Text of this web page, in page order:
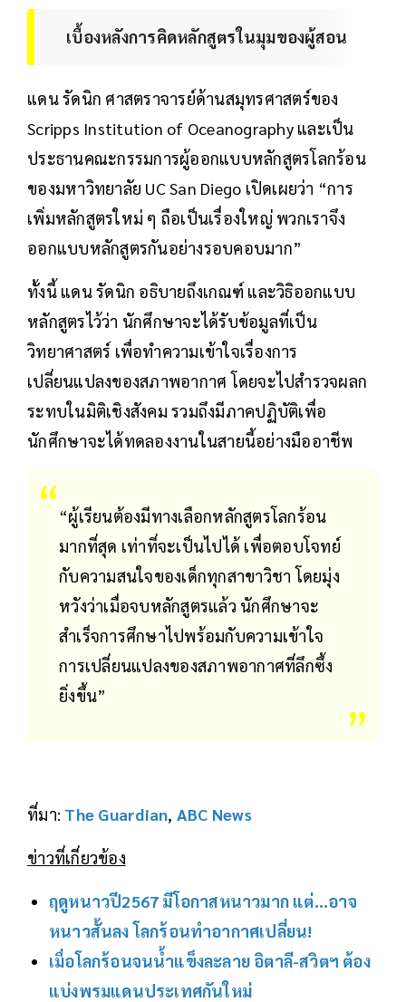
เบื้องหลังการคิดหลักสูตรในมุมของผู้สอน
แดน รัดนิก ศาสตราจารย์ด้านสมุทรศาสตร์ของ
Scripps Institution of Oceanography และเป็น
ประธานคณะกรรมการผู้ออกแบบหลักสูตรโลกร้อน
ของมหาวิทยาลัย UC San Diego เปิดเผยว่า “การ
เพิ่มหลักสูตรใหม่ ๆ ถือเป็นเรื่องใหญ่ พวกเราจึง
ออกแบบหลักสูตรกันอย่างรอบคอบมาก”
ทั้งนี้ แดน รัดนิก อธิบายถึงเกณฑ์ และวิธิออกแบบ
หลักสูตรไว้ว่า นักศึกษาจะได้รับข้อมูลที่เป็น
วิทยาศาสตร์ เพื่อทำความเข้าใจเรื่องการ
เปลี่ยนแปลงของสภาพอากาศ โดยจะไปสำรวจผลก
ระทบในมิติเชิงสังคม รวมถึงมีภาคปฏิบัติเพื่อ
นักศึกษาจะได้ทดลองงานในสายนี้อย่างมืออาชีพ
“ผู้เรียนต้องมีทางเลือกหลักสูตรโลกร้อน
มากที่สุด เท่าที่จะเป็นไปได้ เพื่อตอบโจทย์
กับความสนใจของเด็กทุกสาขาวิชา โดยมุ่ง
หวังว่าเมื่อจบหลักสูตรแล้ว นักศึกษาจะ
สำเร็จการศึกษาไปพร้อมกับความเข้าใจ
การเปลี่ยนแปลงของสภาพอากาศที่ลึกซึ้ง
ยิ่งขึ้น”
ที่มา: The Guardian, ABC News
ข่าวที่เกี่ยวข้อง
ฤดูหนาวปี2567 มีโอกาสหนาวมาก แต่...อาจ
หนาวสั้นลง โลกร้อนทำอากาศเปลี่ยน!
เมื่อโลกร้อนจนน้ำแข็งละลาย อิตาลี-สวิตฯ ต้อง
แบ่งพรมแดนประเทศกันใหม่